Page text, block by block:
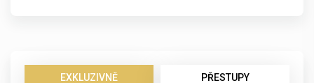
EXKLUZIVNĚ PŘESTUPY